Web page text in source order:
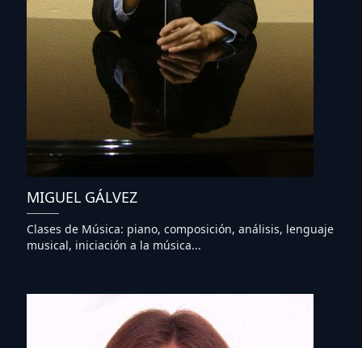
MIGUEL GÁLVEZ
Clases de Música: piano, composición, análisis, lenguaje
musical, iniciación a la música...